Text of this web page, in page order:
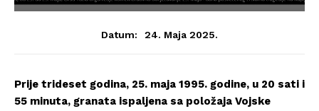
Datum: 24. Maja 2025.
Prije trideset godina, 25. maja 1995. godine, u 20 sati i
55 minuta, granata ispaljena sa položaja Vojske